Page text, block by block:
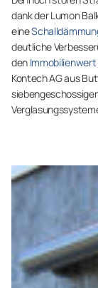
dank der Lumon
eine
deutliche
den Immobilienwert
Kontech AG aus